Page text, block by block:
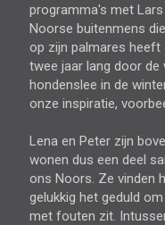
programma's met
Noorse buitenmens
op zijn palmares heeft
twee jaar lang door de
hondenslee in de
onze inspiratie,
Lena en Peter zijn
wonen dus een deel
ons Noors. Ze vinden
gelukkig het geduld
met fouten zit.